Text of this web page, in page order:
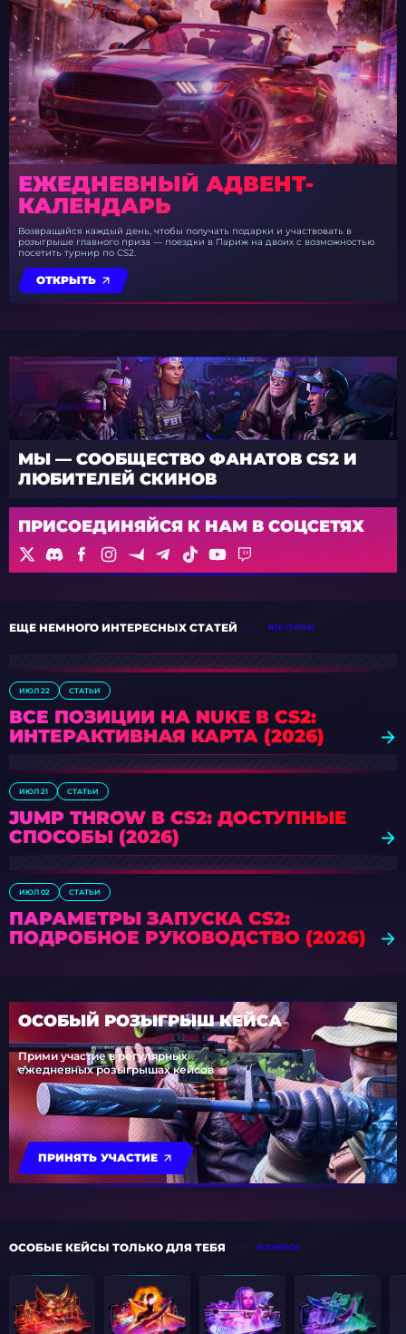
ЕЖЕДНЕВНЫЙ АДВЕНТ-
КАЛЕНДАРЬ
Возвращайся каждый день, чтобы получать подарки и участвовать в
розыгрыше главного приза — поездки в Париж на двоих с возможностью
посетить турнир по CS2.
ОТКРЫТЬ
МЫ — СООБЩЕСТВО ФАНАТОВ CS2 И
ЛЮБИТЕЛЕЙ СКИНОВ
ПРИСОЕДИНЯЙСЯ К НАМ В СОЦСЕТЯХ
ЕЩЕ НЕМНОГО ИНТЕРЕСНЫХ СТАТЕЙ ВСЕ СТАТЬИ
ИЮЛ 22 СТАТЬИ
ВСЕ ПОЗИЦИИ НА NUKE В CS2:
ИНТЕРАКТИВНАЯ КАРТА (2026)
ИЮЛ 21 СТАТЬИ
JUMP THROW В CS2: ДОСТУПНЫЕ
СПОСОБЫ (2026)
ИЮЛ 02 СТАТЬИ
ПАРАМЕТРЫ ЗАПУСКА CS2:
ПОДРОБНОЕ РУКОВОДСТВО (2026)
ОСОБЫЙ РОЗЫГРЫШ КЕЙСА
Прими участие в регулярных
ежедневных розыгрышах кейсов
ПРИНЯТЬ УЧАСТИЕ
ОСОБЫЕ КЕЙСЫ ТОЛЬКО ДЛЯ ТЕБЯ ВСЕ КЕЙСЫ